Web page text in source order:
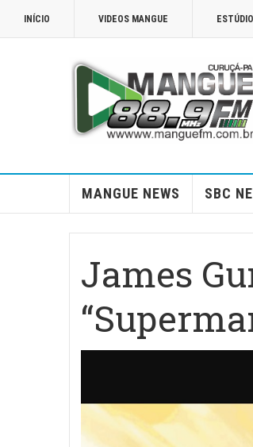
INÍCIO VIDEOS MANGUE ESTÚDIO
MANGUE NEWS SBC
James